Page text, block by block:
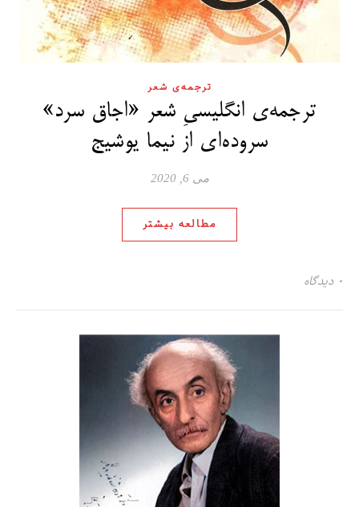
ترجمه‌ی شعر
ترجمه‌ی انگلیسیِ شعر «اجاق سرد»
سروده‌ای از نیما یوشیج
می 6, 2020
مطالعه بیشتر
۰ دیدگاه